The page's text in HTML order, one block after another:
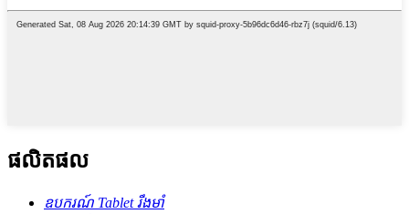
ផលិតផល
ឧបករណ៍ Tablet រឹងមាំ